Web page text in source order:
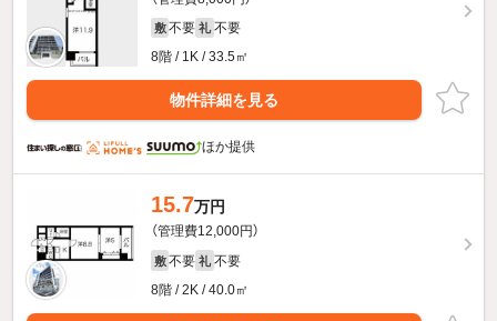
敷 不要 礼 不要
8階 / 1K / 33.5㎡
物件詳細を見る
ほか提供
15.7万円
（管理費12,000円）
敷 不要 礼 不要
8階 / 2K / 40.0㎡